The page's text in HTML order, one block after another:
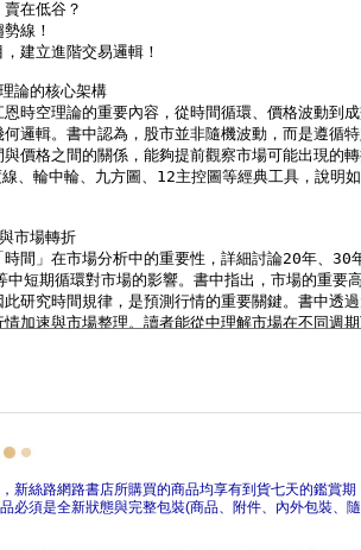
新絲路網路書店所購買的商品均享有到貨七天的鑑賞
必須是全新狀態與完整包裝(商品、附件、內外包裝、